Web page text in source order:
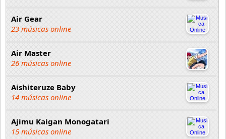
Air Gear
23 músicas online
Air Master
26 músicas online
Aishiteruze Baby
14 músicas online
Ajimu Kaigan Monogatari
15 músicas online